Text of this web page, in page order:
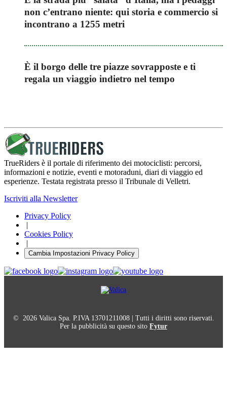
non c’entrano niente: qui storia e commercio si
incontrano a 1255 metri
È il borgo delle tre piazze sovrapposte e ti
regala un viaggio indietro nel tempo
TrueRiders è il portale di riferimento dei motociclisti: percorsi,
informazioni e notizie, eventi e motoraduni, diari di viaggio ed
esperienze. Testata registrata presso il Tribunale di Velletri.
Iscriviti alla Newsletter
Privacy Policy
Cookies Policy
Cambia Impostazioni Privacy Policy
© 2026 Valica Spa. P.IVA 13701211008 | Tutti i diritti sono riservati.
Per la pubblicità su questo sito Fytur